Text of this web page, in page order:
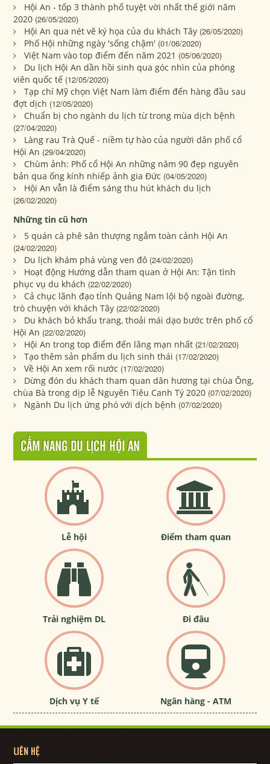
Hội An - tốp 3 thành phố tuyệt vời nhất thế giới năm
2020 (26/05/2020)
Hội An qua nét vẽ ký họa của du khách Tây (26/05/2020)
Phố Hội những ngày 'sống chậm' (01/06/2020)
Việt Nam vào top điểm đến năm 2021 (05/06/2020)
Du lịch Hội An dần hồi sinh qua góc nhìn của phóng
viên quốc tế (12/05/2020)
Tạp chí Mỹ chọn Việt Nam làm điểm đến hàng đầu sau
đợt dịch (12/05/2020)
Chuẩn bị cho ngành du lịch từ trong mùa dịch bệnh
(27/04/2020)
Làng rau Trà Quế - niềm tự hào của người dân phố cổ
Hội An (29/04/2020)
Chùm ảnh: Phố cổ Hội An những năm 90 đẹp nguyên
bản qua ống kính nhiếp ảnh gia Đức (04/05/2020)
Hội An vẫn là điểm sáng thu hút khách du lịch
(26/02/2020)
Những tin cũ hơn
5 quán cà phê sân thượng ngắm toàn cảnh Hội An
(24/02/2020)
Du lịch khám phá vùng ven đô (24/02/2020)
Hoạt động Hướng dẫn tham quan ở Hội An: Tận tình
phục vụ du khách (22/02/2020)
Cả chục lãnh đạo tỉnh Quảng Nam lội bộ ngoài đường,
trò chuyện với khách Tây (22/02/2020)
Du khách bỏ khẩu trang, thoải mái dạo bước trên phố cổ
Hội An (22/02/2020)
Hội An trong top điểm đến lãng mạn nhất (21/02/2020)
Tạo thêm sản phẩm du lịch sinh thái (17/02/2020)
Về Hội An xem rối nước (17/02/2020)
Dừng đón du khách tham quan dân hương tại chùa Ông,
chùa Bà trong dịp lễ Nguyên Tiêu Canh Tý 2020 (07/02/2020)
Ngành Du lịch ứng phó với dịch bệnh (07/02/2020)
CẨM NANG DU LỊCH HỘI AN
Lễ hội Điểm tham quan
Trải nghiệm DL Đi đâu
Dịch vụ Y tế Ngân hàng - ATM
LIÊN HỆ